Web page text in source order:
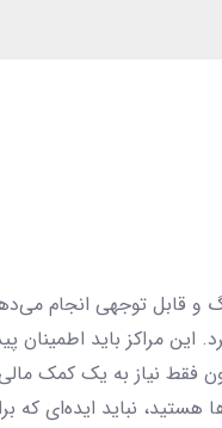
و قابل توجهی انجام
کرد. این مراکز باید اطمینان
نیاز به یک کمک مالی
نباید ایده‌ای که